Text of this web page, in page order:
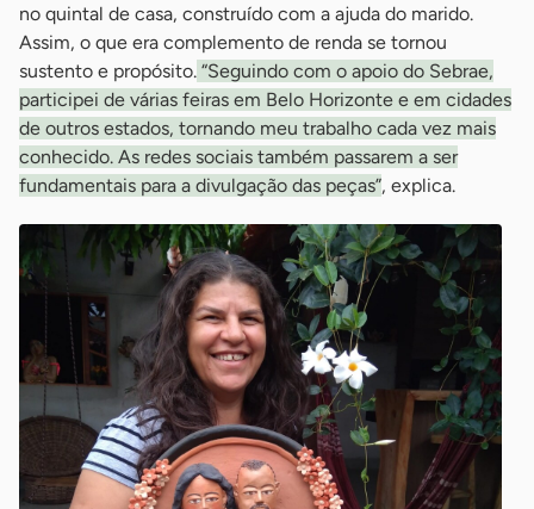
no quintal de casa, construído com a ajuda do marido.
Assim, o que era complemento de renda se tornou
sustento e propósito. “Seguindo com o apoio do Sebrae,
participei de várias feiras em Belo Horizonte e em cidades
de outros estados, tornando meu trabalho cada vez mais
conhecido. As redes sociais também passarem a ser
fundamentais para a divulgação das peças”, explica.